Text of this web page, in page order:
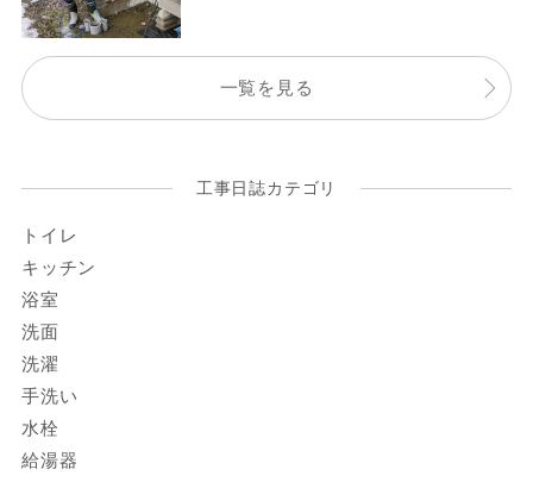
一覧を見る
工事日誌カテゴリ
トイレ
キッチン
浴室
洗面
洗濯
手洗い
水栓
給湯器